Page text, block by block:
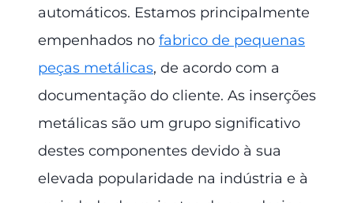
automáticos. Estamos principalmente
empenhados no fabrico de pequenas
peças metálicas, de acordo com a
documentação do cliente. As inserções
metálicas são um grupo significativo
destes componentes devido à sua
elevada popularidade na indústria e à